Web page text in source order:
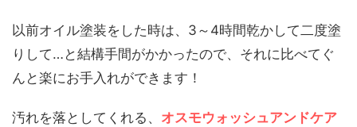
以前オイル塗装をした時は、3～4時間乾かして二度塗
りして…と結構手間がかかったので、それに比べてぐ
んと楽にお手入れができます！
汚れを落としてくれる、 オスモウォッシュアンドケア